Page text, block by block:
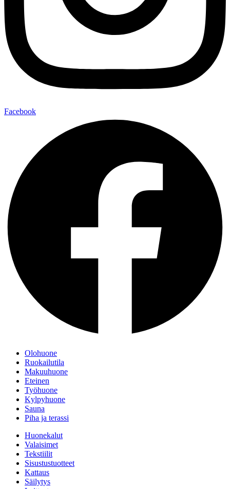
Facebook
Olohuone
Ruokailutila
Makuuhuone
Eteinen
Työhuone
Kylpyhuone
Sauna
Piha ja terassi
Huonekalut
Valaisimet
Tekstiilit
Sisustustuotteet
Kattaus
Säilytys